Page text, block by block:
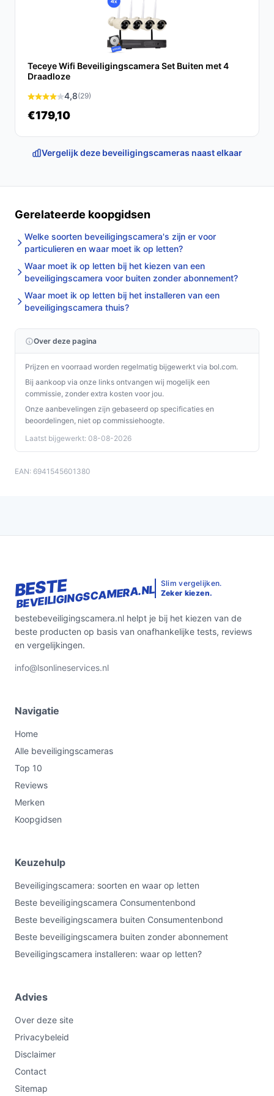
Samenvattend biedt de EZVIZ TY1 Beveiligingscamera
een ongeëvenaarde bescherming voor binnenruimtes
met zijn geavanceerde functies en gebruiksgemak. Wij
naar betrouwbare en efficiënte beveiliging.
Ontdek alle specificaties en vergelijk prijzen op
past bij jouw behoeften!
Teceye Wifi Beveiligingscamera Set Buiten met 4
Draadloze
4,8(29)
€179,10
Vergelijk deze beveiligingscameras naast elkaar
Gerelateerde koopgidsen
Welke soorten beveiligingscamera's zijn er voor
particulieren en waar moet ik op letten?
Waar moet ik op letten bij het kiezen van een
beveiligingscamera voor buiten zonder abonnement?
Waar moet ik op letten bij het installeren van een
beveiligingscamera thuis?
Over deze pagina
Prijzen en voorraad worden regelmatig bijgewerkt via bol.com.
Bij aankoop via onze links ontvangen wij mogelijk een
commissie, zonder extra kosten voor jou.
Onze aanbevelingen zijn gebaseerd op specificaties en
beoordelingen, niet op commissiehoogte.
Laatst bijgewerkt: 08-08-2026
EAN: 6941545601380
BESTE
BEVEILIGINGSCAMERA.NL Slim vergelijken.
Zeker kiezen.
bestebeveiligingscamera.nl helpt je bij het kiezen van de
beste producten op basis van onafhankelijke tests, reviews
en vergelijkingen.
info@lsonlineservices.nl
Navigatie
Home
Alle beveiligingscameras
Top 10
Reviews
Merken
Koopgidsen
Keuzehulp
Beveiligingscamera: soorten en waar op letten
Beste beveiligingscamera Consumentenbond
Beste beveiligingscamera buiten Consumentenbond
Beste beveiligingscamera buiten zonder abonnement
Beveiligingscamera installeren: waar op letten?
Advies
Over deze site
Privacybeleid
Disclaimer
Contact
Sitemap